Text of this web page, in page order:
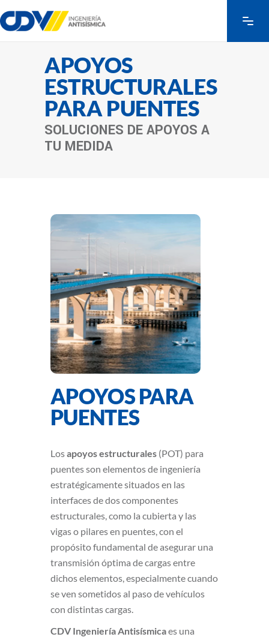
APOYOS
ESTRUCTURALES
PARA PUENTES
SOLUCIONES DE APOYOS A
TU MEDIDA
APOYOS PARA
PUENTES
Losapoyos estructurales (POT) para
puentes son elementos de ingeniería
estratégicamente situados en las
interfaces de dos componentes
estructurales, como la cubierta y las
vigas o pilares en puentes, con el
propósito fundamental de asegurar una
transmisión óptima de cargas entre
dichos elementos, especialmente cuando
se ven sometidos al paso de vehículos
con distintas cargas.
CDV Ingeniería Antisísmicaes una